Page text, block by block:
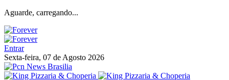
Aguarde, carregando...
Entrar
Sexta-feira, 07 de Agosto 2026